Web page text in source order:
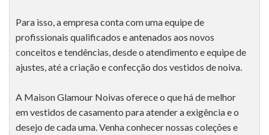
Para isso, a empresa conta com uma equipe de
profissionais qualificados e antenados aos novos
conceitos e tendências, desde o atendimento e equipe de
ajustes, até a criação e confecção dos vestidos de noiva.
A Maison Glamour Noivas oferece o que há de melhor
em vestidos de casamento para atender a exigência e o
desejo de cada uma. Venha conhecer nossas coleções e